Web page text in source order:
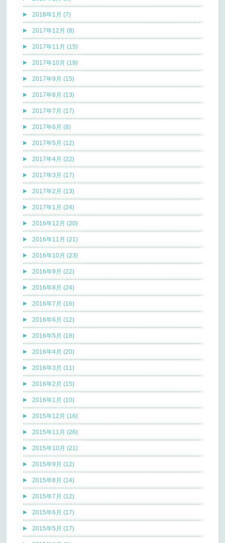
2018年1月 (7)
2017年12月 (8)
2017年11月 (15)
2017年10月 (19)
2017年9月 (15)
2017年8月 (13)
2017年7月 (17)
2017年6月 (8)
2017年5月 (12)
2017年4月 (22)
2017年3月 (17)
2017年2月 (13)
2017年1月 (24)
2016年12月 (20)
2016年11月 (21)
2016年10月 (23)
2016年9月 (22)
2016年8月 (24)
2016年7月 (16)
2016年6月 (12)
2016年5月 (18)
2016年4月 (20)
2016年3月 (11)
2016年2月 (15)
2016年1月 (10)
2015年12月 (16)
2015年11月 (26)
2015年10月 (21)
2015年9月 (12)
2015年8月 (14)
2015年7月 (12)
2015年6月 (17)
2015年5月 (17)